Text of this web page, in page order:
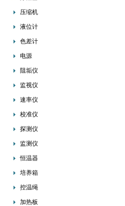
压缩机
液位计
色差计
电源
阻垢仪
监视仪
速率仪
校准仪
探测仪
监测仪
恒温器
培养箱
控温绳
加热板